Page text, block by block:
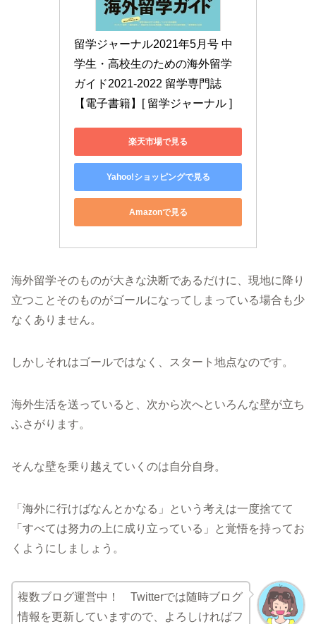
留学ジャーナル2021年5月号 中
学生・高校生のための海外留学
ガイド2021-2022 留学専門誌
【電子書籍】[ 留学ジャーナル ]
楽天市場で見る
Yahoo!ショッピングで見る
Amazonで見る
海外留学そのものが大きな決断であるだけに、現地に降り
立つことそのものがゴールになってしまっている場合も少
なくありません。
しかしそれはゴールではなく、スタート地点なのです。
海外生活を送っていると、次から次へといろんな壁が立ち
ふさがります。
そんな壁を乗り越えていくのは自分自身。
「海外に行けばなんとかなる」という考えは一度捨てて
「すべては努力の上に成り立っている」と覚悟を持ってお
くようにしましょう。
複数ブログ運営中！ Twitterでは随時ブログ
情報を更新していますので、よろしければフ